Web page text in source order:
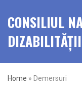
CONSILIUL
Home » Demersuri